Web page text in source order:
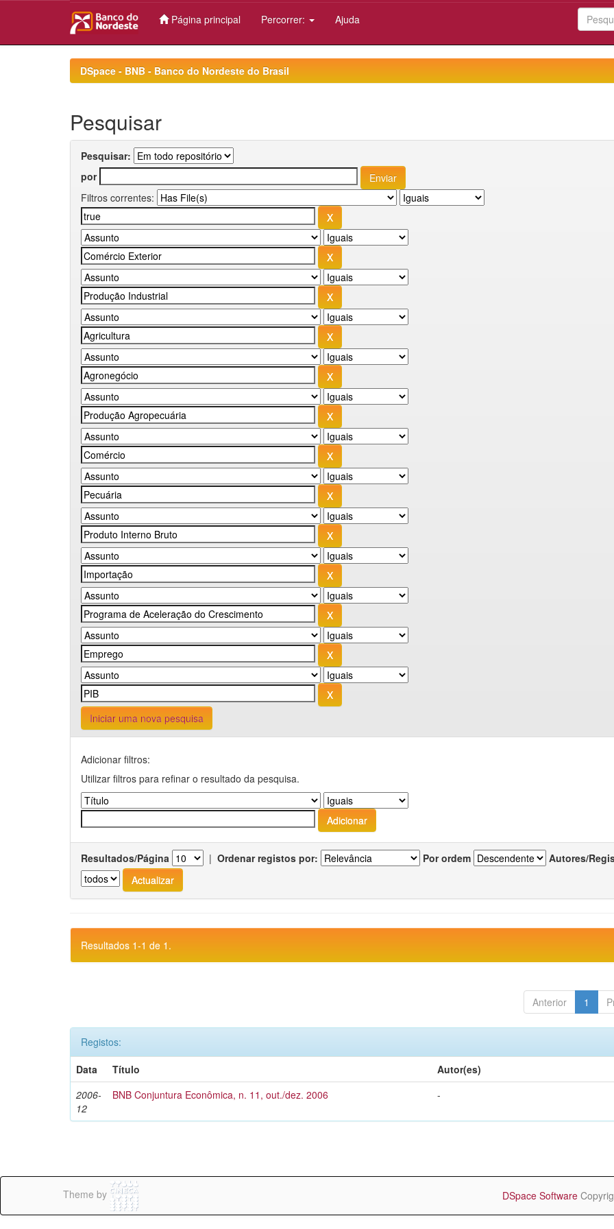
Página principal Percorrer: Ajuda
DSpace - BNB - Banco do Nordeste do Brasil
Pesquisar
Pesquisar:
por
Filtros correntes:
Iniciar uma nova pesquisa
Adicionar filtros:
Utilizar filtros para refinar o resultado da pesquisa.
Resultados/Página | Ordenar registos por: Por ordem Autores/
Resultados 1-1 de 1.
Anterior 1
Registos:
Data
Título
Autor(es)
2006-
12
BNB Conjuntura Econômica, n. 11, out./dez. 2006 -
Theme by DSpace Software